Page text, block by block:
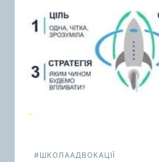
записям
#ШКОЛААДВОКАЦІЇ